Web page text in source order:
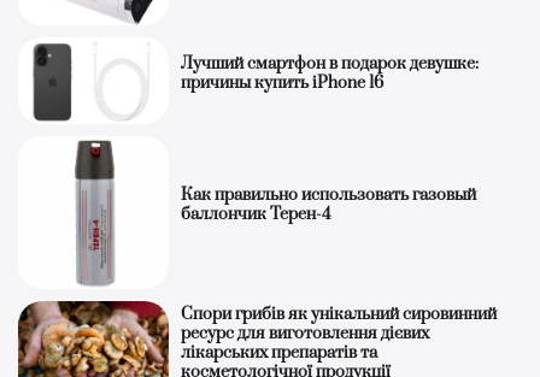
Лучший смартфон в подарок девушке:
причины купить iPhone 16
Как правильно использовать газовый
баллончик Терен-4
Спори грибів як унікальний сировинний
ресурс для виготовлення дієвих
лікарських препаратів та
косметологічної продукції